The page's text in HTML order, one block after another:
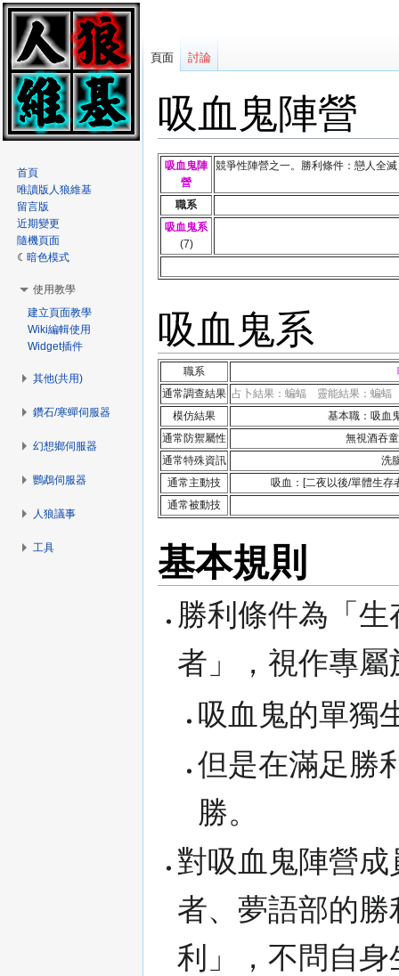
吸血鬼陣營
跳
覽
跳
尋
吸血鬼陣
營
競爭性陣營之一。勝利條件：戀人全
職系
吸血鬼系
(7)
吸血鬼系
職系
通常調查結果 占卜結果：蝙蝠 靈能結果：蝙蝠
模仿結果
基本職：吸
通常防禦屬性
無視酒吞
通常特殊資訊
洗
通常主動技
吸血：[二夜以後/單體生存
通常被動技
基本規則
勝利條件為「
者」，視作專
吸血鬼的單獨
但是在滿足勝
勝。
對吸血鬼陣營
者、夢語部的
利」，不問自
頁面 討論
首頁
唯讀版人狼維基
留言版
近期變更
隨機頁面
暗色模式
使用教學
建立頁面教學
Wiki編輯使用
Widget插件
其他(共用)
鑽石/寒蟬伺服器
幻想鄉伺服器
鸚鵡伺服器
人狼議事
工具